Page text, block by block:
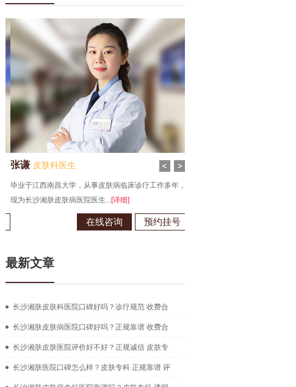
张谦 皮肤科医生
毕业于江西南昌大学，从事皮肤病临床诊疗工作多年，
现为长沙湘肤皮肤病医院医生...[详细]
在线咨询 预约挂号
最新文章
长沙湘肤皮肤科医院口碑好吗？诊疗规范 收费合
长沙湘肤皮肤病医院口碑好吗？正规靠谱 收费合
长沙湘肤皮肤医院评价好不好？正规诚信 皮肤专
长沙湘肤医院口碑怎么样？皮肤专科 正规靠谱 评